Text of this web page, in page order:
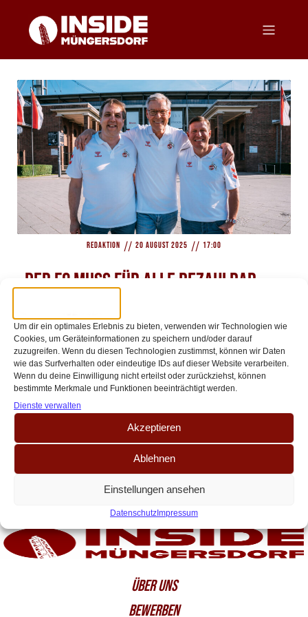
Um dir ein optimales Erlebnis zu bieten, verwenden wir Technologien wie
Cookies, um Geräteinformationen zu speichern und/oder darauf
zuzugreifen. Wenn du diesen Technologien zustimmst, können wir Daten
wie das Surfverhalten oder eindeutige IDs auf dieser Website verarbeiten.
Wenn du deine Einwilligung nicht erteilst oder zurückziehst, können
bestimmte Merkmale und Funktionen beeinträchtigt werden.
Dienste verwalten
Akzeptieren
Ablehnen
Einstellungen ansehen
DatenschutzImpressum
Redaktion // 20 August 2025 // 17:00
„Der FC muss für alle bezahlbar
bleiben“ – Team Adenauer im
Vorstandscheck
Team Adenauer: Ausbau, Transparenz und Dialog als zentrale Ziele Inside
Müngersdorf hat im Vorfeld der Vorstandswahl beim 1. FC Köln alle
Kandidatenteams kontaktiert, um deren[…]
ÜBER UNS
BEWERBEN